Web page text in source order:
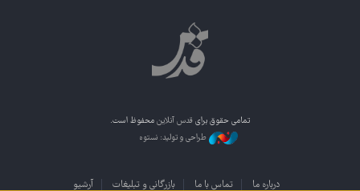
تمامی حقوق برای قدس آنلاین محفوظ است.
طراحی و تولید: نستوه
درباره ما تماس با ما بازرگانی و تبلیغات آرشیو